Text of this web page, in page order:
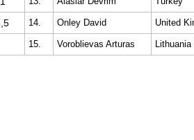
14. Onley David United
15. Voroblievas Arturas Lithuania